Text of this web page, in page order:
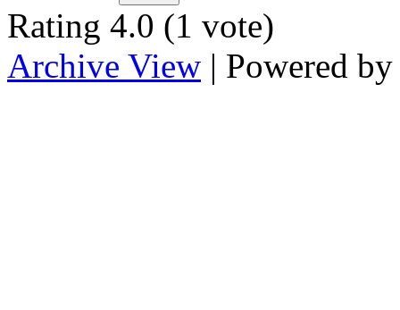
Rating 4.0 (1 vote)
Archive View | Powered